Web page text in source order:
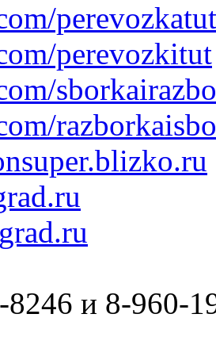
perevozkatut
perevozkitut
и 8-960-